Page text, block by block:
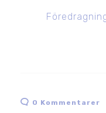
0 Kommentarer